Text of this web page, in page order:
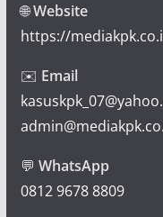
🌐Website
https://
✉️ Email
💬 WhatsApp
0812 9678 8809